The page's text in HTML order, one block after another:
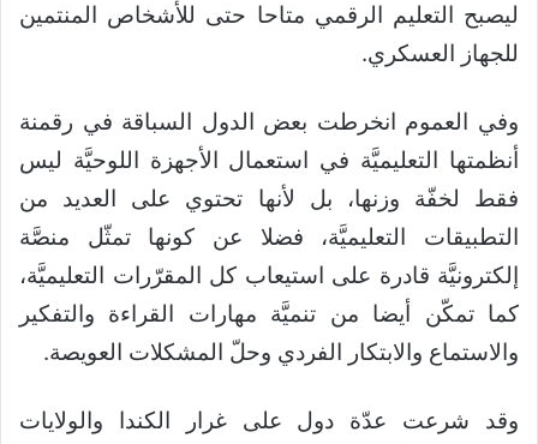
ليصبح التعليم الرقمي متاحا حتى للأشخاص المنتمين
للجهاز العسكري.
وفي العموم انخرطت بعض الدول السباقة في رقمنة
أنظمتها التعليميَّة في استعمال الأجهزة اللوحيَّة ليس
فقط لخفّة وزنها، بل لأنها تحتوي على العديد من
التطبيقات التعليميَّة، فضلا عن كونها تمثّل منصَّة
إلكترونيَّة قادرة على استيعاب كل المقرّرات التعليميَّة،
كما تمكّن أيضا من تنميَّة مهارات القراءة والتفكير
والاستماع والابتكار الفردي وحلّ المشكلات العويصة.
وقد شرعت عدّة دول على غرار الكندا والولايات